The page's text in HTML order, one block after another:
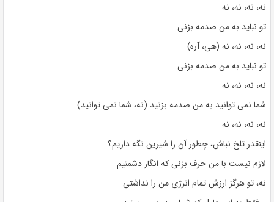
نه، نه، نه، نه
تو نباید به من صدمه بزنی
نه، نه، نه، نه (هی، آره)
تو نباید به من صدمه بزنی
نه، نه، نه، نه
شما نمی توانید به من صدمه بزنید (نه، شما نمی توانید)
نه، نه، نه، نه
اینقدر تلخ نباش، چطور آن را شیرین نگه داریم؟
لازم نیست با من حرف بزنی که انگار دشمنیم
نه، تو هرگز ارزش تمام انرژی من را نداشتی